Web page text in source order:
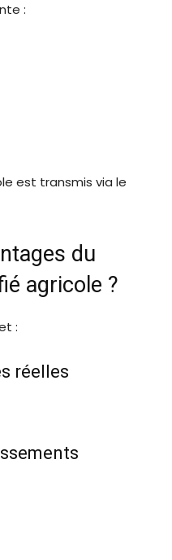
:
est transmis via le
du
agricole ?
:
réelles